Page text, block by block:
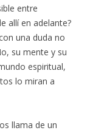
entre
allí en adelante?
una duda no
su mente y su
espiritual,
lo miran a
llama de un